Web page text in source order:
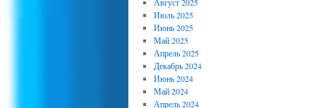
Июль 2025
Июнь 2025
Май 2025
Апрель 2025
Декабрь 2024
Июнь 2024
Май 2024
Апрель 2024